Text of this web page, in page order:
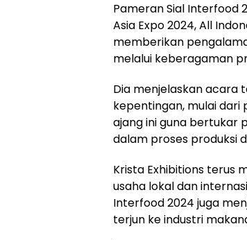
Pameran Sial Interfood
Asia Expo 2024, All
memberikan
melalui keberagaman
Dia menjelaskan acara
kepentingan, mulai dari
ajang ini guna bertukar
dalam proses produksi
Krista Exhibitions terus
usaha lokal dan
Interfood 2024 juga
terjun ke industri